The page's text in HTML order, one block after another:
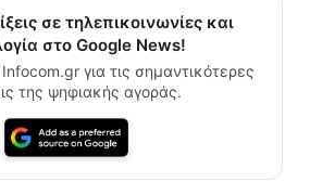
σε τηλεπικοινωνίες και
στο Google News!
για τις σημαντικότερες
της ψηφιακής αγοράς.